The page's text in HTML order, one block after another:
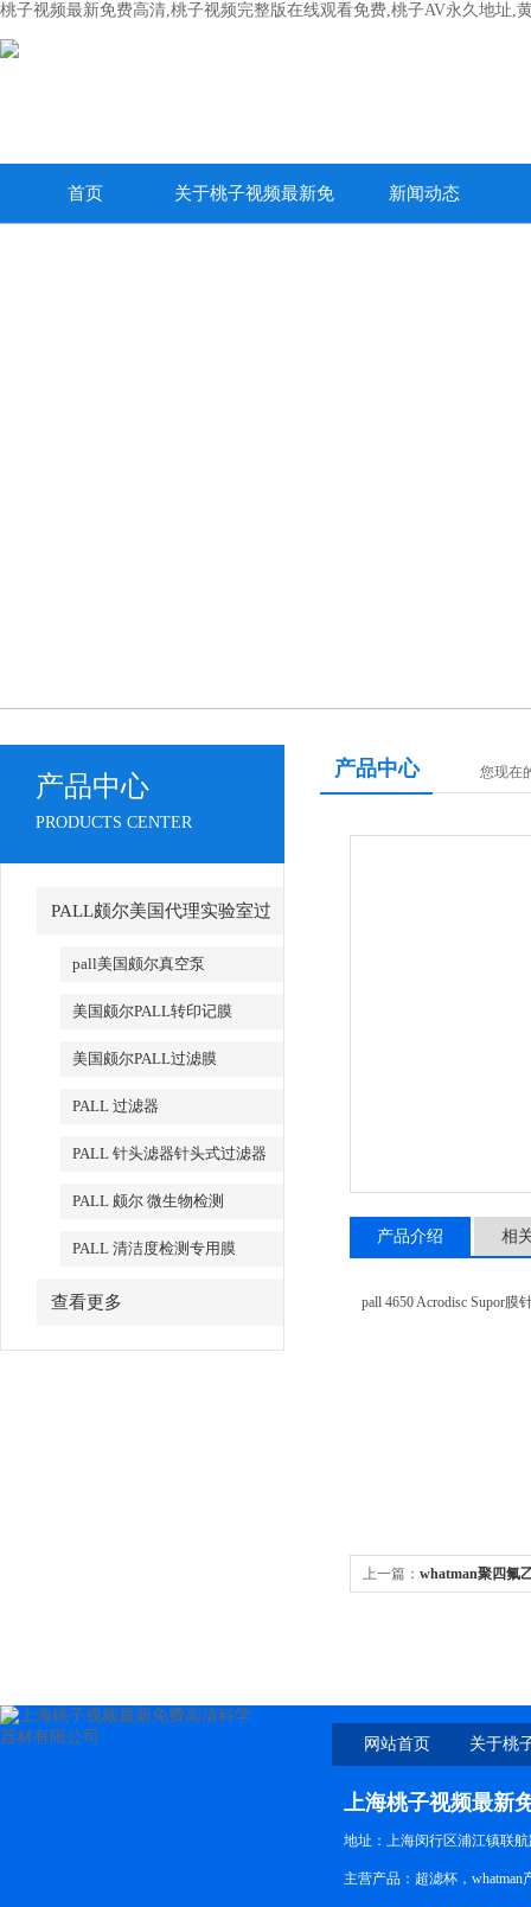
桃子视频最新免费高清,桃子视频完整版在线观看免费,桃子AV永久地址,
首页 关于桃子视频最新免 新闻动态
产品中心
PRODUCTS CENTER
PALL颇尔美国代理实验室过
滤产品pall美国颇尔真空泵
美国颇尔PALL转印记膜
美国颇尔PALL过滤膜
PALL 过滤器
PALL 针头滤器针头式过滤器
PALL 颇尔 微生物检测
PALL 清洁度检测专用膜
查看更多
产品中心 您现在的
产品介绍 相
pall 4650 Acrodisc Supor膜
上一篇： whatman聚四氟
网站首页 关于桃
新免
上海桃子视频最新
地址：上海闵行区浦江镇联
主营产品：超滤杯，whatman